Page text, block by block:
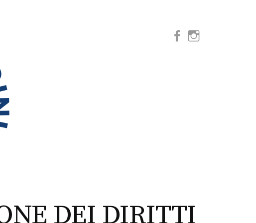
DEI DIRITTI
Facebook